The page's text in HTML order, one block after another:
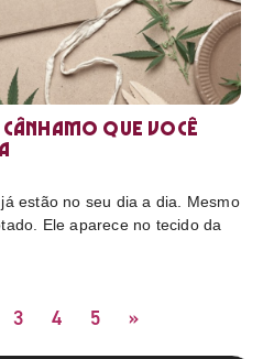
que você
estão no seu dia a dia. Mesmo
Ele aparece no tecido da
3 4 5 »